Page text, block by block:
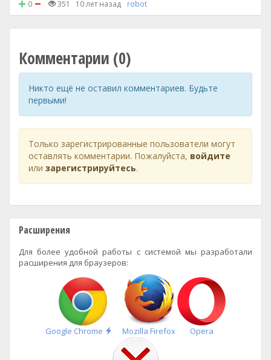
0 351 10 лет назад robot
Комментарии (0)
Никто ещё не оставил комментариев. Будьте
первыми!
Только зарегистрированные пользователи могут
оставлять комментарии. Пожалуйста, войдите
или зарегистрируйтесь.
Расширения
Для более удобной работы с системой мы разработали
расширения для браузеров:
Google Chrome
Быстрая
установка
Mozilla Firefox Opera